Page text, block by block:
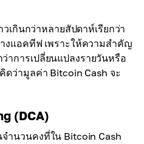
เกินกว่าหลายสัปดาห์เรียกว่า
งแอคทีฟ เพราะให้ความสำคัญ
าการเปลี่ยนแปลงรายวันหรือ
ว่ามูลค่า Bitcoin Cash จะ
(DCA)
ำนวนคงที่ใน Bitcoin Cash